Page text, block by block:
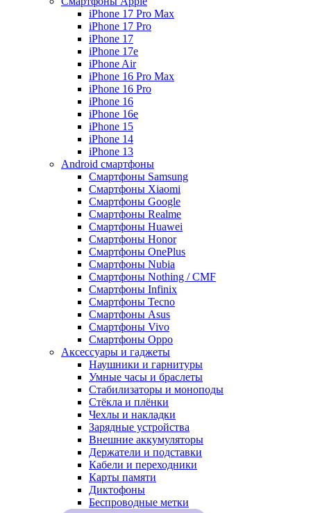
iPhone 17 Pro Max
iPhone 17 Pro
iPhone 17
iPhone 17e
iPhone Air
iPhone 16 Pro Max
iPhone 16 Pro
iPhone 16
iPhone 16e
iPhone 15
iPhone 14
iPhone 13
Android cмартфоны
Смартфоны Samsung
Смартфоны Xiaomi
Смартфоны Google
Смартфоны Realme
Смартфоны Huawei
Смартфоны Honor
Смартфоны OnePlus
Смартфоны Nubia
Смартфоны Nothing / CMF
Смартфоны Infinix
Смартфоны Tecno
Смартфоны Asus
Смартфоны Vivo
Смартфоны Oppo
Аксессуары и гаджеты
Наушники и гарнитуры
Умные часы и браслеты
Стабилизаторы и моноподы
Стёкла и плёнки
Чехлы и накладки
Зарядные устройства
Внешние аккумуляторы
Держатели и подставки
Кабели и переходники
Карты памяти
Диктофоны
Беспроводные метки